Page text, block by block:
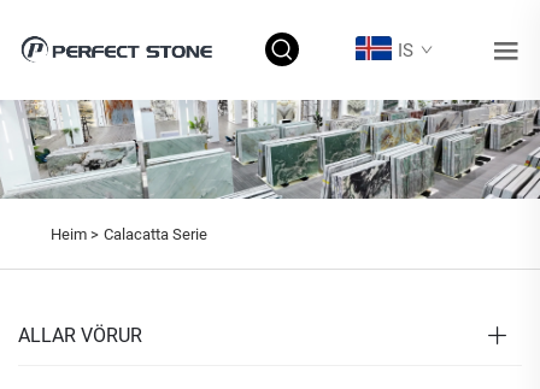
IS
Heim > Calacatta Serie
ALLAR VÖRUR